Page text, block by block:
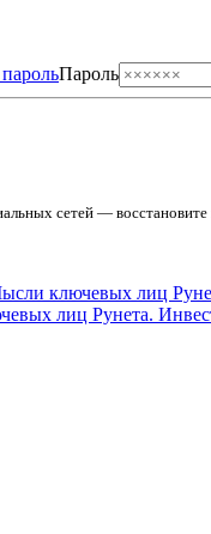
Пароль
сетей —
лиц Рунета.